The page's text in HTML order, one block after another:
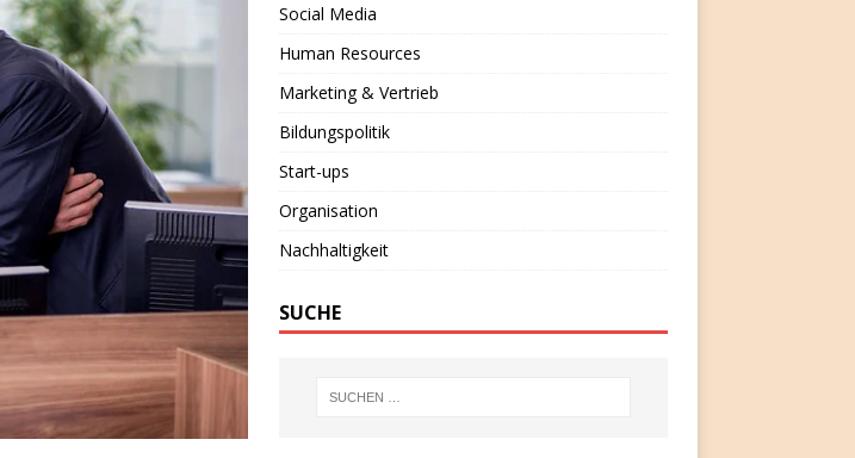
Social Media
Human Resources
Marketing & Vertrieb
Bildungspolitik
Start-ups
Organisation
Nachhaltigkeit
SUCHE